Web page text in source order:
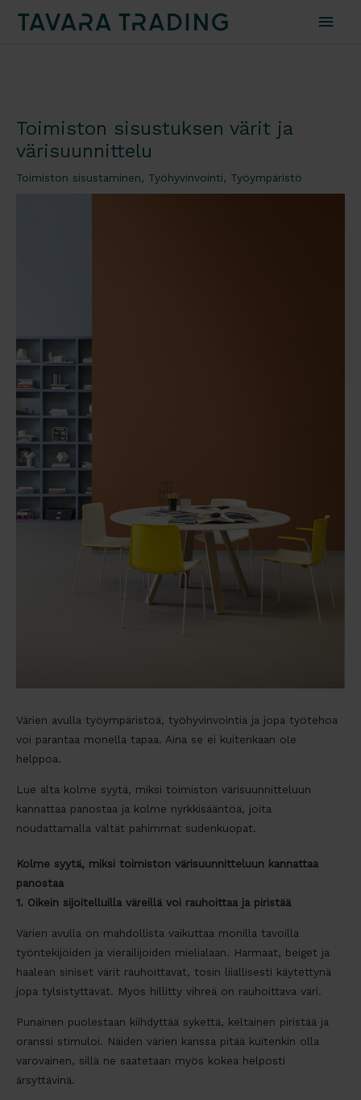
Toimiston sisustuksen värit ja
värisuunnittelu
Toimiston sisustaminen, Työhyvinvointi, Työympäristö
Värien avulla työympäristöä, työhyvinvointia ja jopa työtehoa
voi parantaa monella tapaa. Aina se ei kuitenkaan ole
helppoa.
Lue alta kolme syytä, miksi toimiston värisuunnitteluun
kannattaa panostaa ja kolme nyrkkisääntöä, joita
noudattamalla vältät pahimmat sudenkuopat.
Kolme syytä, miksi toimiston värisuunnitteluun kannattaa
panostaa
1. Oikein sijoitelluilla väreillä voi rauhoittaa ja piristää
Värien avulla on mahdollista vaikuttaa monilla tavoilla
työntekijöiden ja vierailijoiden mielialaan. Harmaat, beiget ja
haalean siniset värit rauhoittavat, tosin liiallisesti käytettynä
jopa tylsistyttävät. Myös hillitty vihreä on rauhoittava väri.
Punainen puolestaan kiihdyttää sykettä, keltainen piristää ja
oranssi stimuloi. Näiden värien kanssa pitää kuitenkin olla
varovainen, sillä ne saatetaan myös kokea helposti
ärsyttävinä.